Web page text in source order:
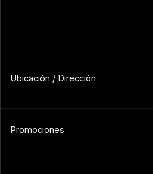
Ubicación / Dirección
Promociones